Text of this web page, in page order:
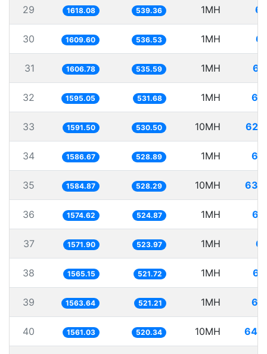
29 1618.08 539.36 1MH
30 1609.60 536.53 1MH
31 1606.78 535.59 1MH
32 1595.05 531.68 1MH
33 1591.50 530.50 10MH
34 1586.67 528.89 1MH
35 1584.87 528.29 10MH
36 1574.62 524.87 1MH
37 1571.90 523.97 1MH
38 1565.15 521.72 1MH
39 1563.64 521.21 1MH
40 1561.03 520.34 10MH